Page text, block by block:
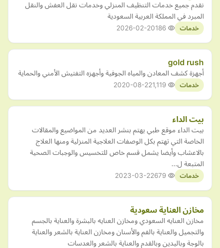
نقدم جميع خدمات التنظيف المنزلي وخدمات نقل العفش والنقل
المبرد في المملكة العربية السعودية
خدمات 2026-02-20
gold rush
أجهزة كشف المعادن والمياه الجوفية وأجهزه التفتيش الأمني والحماية
خدمات 2020-08-22
بيت الداء
بيت الداء موقع طبي يهتم بنشر العديد من المواضيع والمقالات
الخاصة التي تهتم بكل الوصفات العلاجية المنزلية ومنها العلاج
بالاعشاب وأيضا يشمل قسم خاص للتخسيس والوجبات الصحية
المتبعة ل…
خدمات 2023-03-22
مخازن العناية سعودية
مخازن العنايه السعودي ومخازن العنايه بالبشرة والعناية بالجسم
والتجميل والعناية بالفم والأسنان ومخازن العناية بالشعر والعناية
بالوجة وباليدين وبالقدم والعناية بالشعر والعدسات